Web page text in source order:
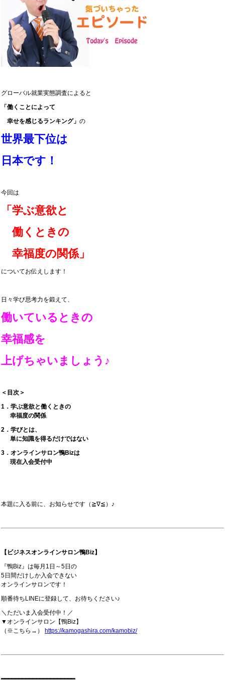
グローバル就業実態調査によると
「働くことによって
幸せを感じるランキング」 の
世界最下位は
日本です！
今回は
「学ぶ意欲と
働くときの
幸福度の関係」
についてお伝えします！
日々学び思考力を鍛えて、
働いているときの
幸福感を
上げちゃいましょう♪
＜目次＞
1．学ぶ意欲と働くときの
幸福度の関係
2．学びとは、
単に知識を得るだけではない
3．オンラインサロン鴨Bizは
現在入会受付中
本題に入る前に、お知らせです（≧∇≦）♪
【ビジネスオンラインサロン鴨Biz】
『鴨Biz』は毎月1日～5日の
5日間だけしか入会できない
オンラインサロンです！
順番待ちLINEに登録して、お待ちください♪
＼ただいま入会受付中！／
▼オンラインサロン【鴨Biz】
（※こちら→） https://kamogashira.com/kamobiz/
━━━━━━━━━━━━━━━━━━━━━